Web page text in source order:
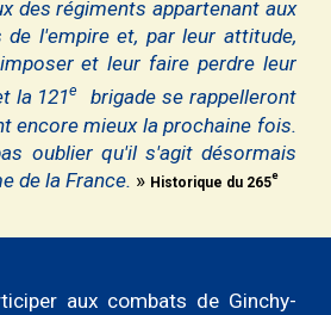
des régiments appartenant aux
de l'empire et, par leur attitude,
et leur faire perdre leur
la 121e
brigade se rappelleront
encore mieux la prochaine fois.
oublier qu'il s'agit désormais
de la France. » Historique du 265e
aux combats de Ginchy-